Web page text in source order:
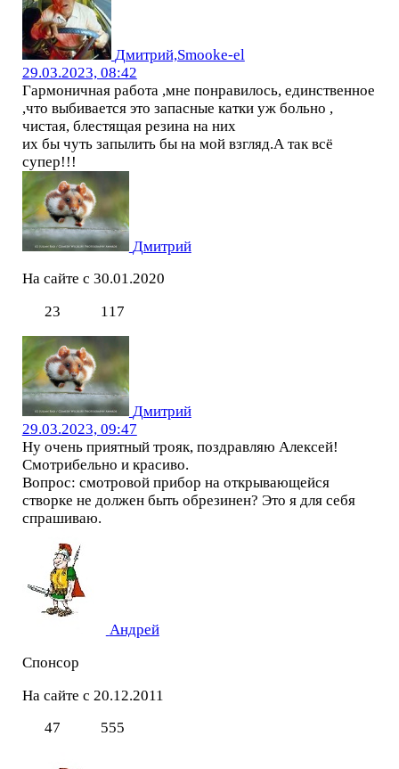
Дмитрий,Smooke-el
29.03.2023, 08:42
Гармоничная работа ,мне понравилось, единственное
,что выбивается это запасные катки уж больно ,
чистая, блестящая резина на них
их бы чуть запылить бы на мой взгляд.А так всё
супер!!!
Дмитрий
На сайте с 30.01.2020
23
117
Дмитрий
29.03.2023, 09:47
Ну очень приятный трояк, поздравляю Алексей!
Смотрибельно и красиво.
Вопрос: смотровой прибор на открывающейся
створке не должен быть обрезинен? Это я для себя
спрашиваю.
Андрей
Спонсор
На сайте с 20.12.2011
47
555